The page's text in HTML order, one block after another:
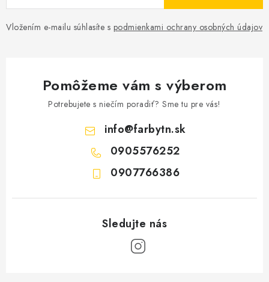
Vložením e-mailu súhlasíte s podmienkami ochrany osobných údajov
Pomôžeme vám s výberom
Potrebujete s niečím poradiť? Sme tu pre vás!
info@farbytn.sk
0905576252
0907766386